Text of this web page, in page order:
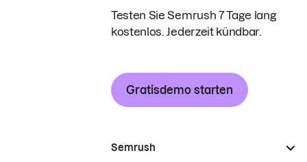
Testen Sie Semrush 7 Tage lang
kostenlos. Jederzeit kündbar.
Gratisdemo starten
Semrush